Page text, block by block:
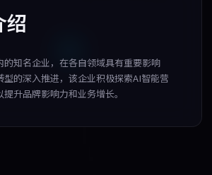
绍
的知名企业，在各自领域具有重要影响
型的深入推进，该企业积极探索AI智能营
升品牌影响力和业务增长。